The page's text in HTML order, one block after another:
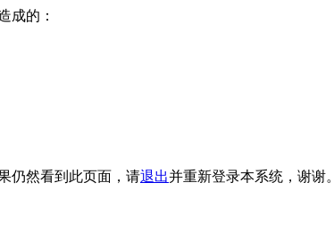
成的：
仍然看到此页面，请退出并重新登录本系统，谢谢。